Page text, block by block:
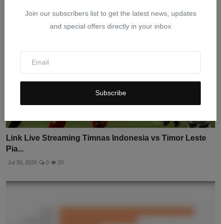
Join our subscribers list to get the latest news, updates
and special offers directly in your inbox
Subscribe
Link Live Streaming Timnas Indonesia vs Timor Leste
Pia...
Jul 30, 2026 0 20